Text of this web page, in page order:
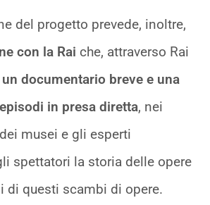
del progetto prevede, inoltre,
con la Rai che, attraverso Rai
documentario breve e una
in presa diretta, nei
musei e gli esperti
spettatori la storia delle opere
di questi scambi di opere.